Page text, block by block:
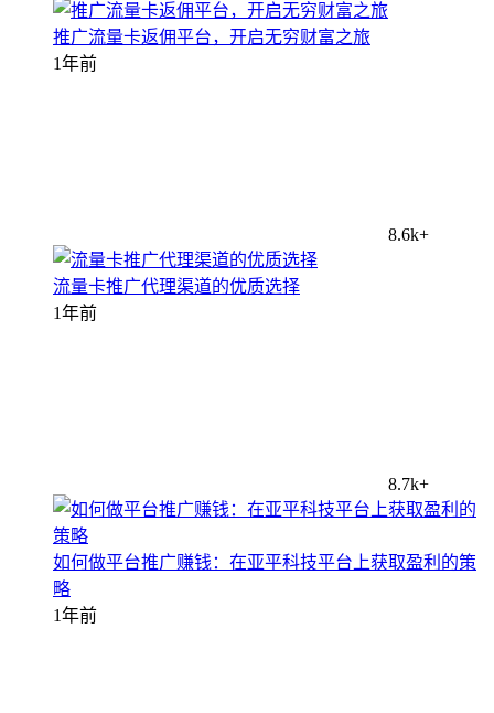
推广流量卡返佣平台，开启无穷财富之旅
1年前
8.6k+
流量卡推广代理渠道的优质选择
1年前
8.7k+
如何做平台推广赚钱：在亚平科技平台上获取盈利的策
略
1年前